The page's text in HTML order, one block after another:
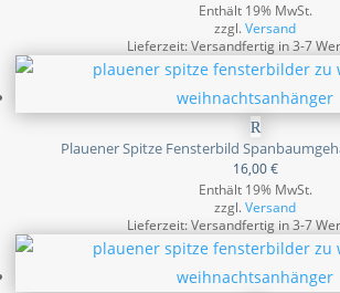
Enthält 19% MwSt.
zzgl.Versand
Lieferzeit: Versandfertig in 3-7
Plauener Spitze Fensterbild
16,00€
Enthält 19% MwSt.
zzgl.Versand
Lieferzeit: Versandfertig in 3-7